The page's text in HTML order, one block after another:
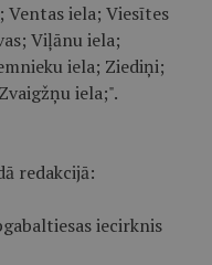
iela; Viesītes
Viļānu iela;
iela; Ziediņi;
iela;".
redakcijā:
iecirknis